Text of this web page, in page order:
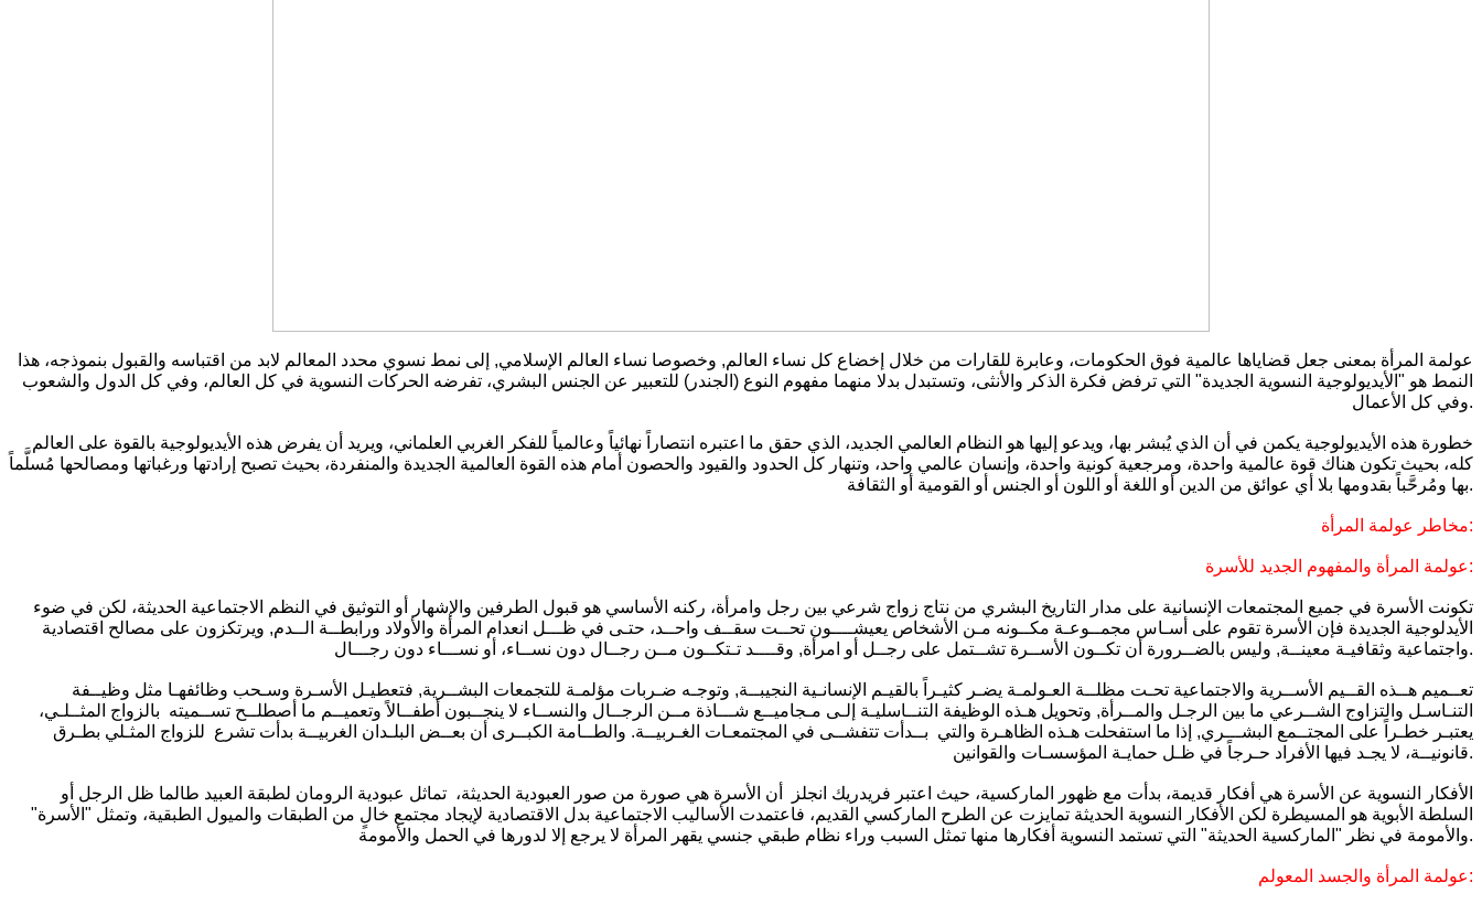
النمط هو "الأيديولوجية النسوية الجديدة" التي ترفض فكرة الذكر والأنثى، وتستبدل بدلا منهما مفهوم النوع (الجندر) للتعبير عن الجنس البشري، تفرضه الحركات النسوية في كل العالم، وفي كل الدول والشعوب
وفي كل الأعمال.
خطورة هذه الأيديولوجية يكمن في أن الذي يُبشر بها، ويدعو إليها هو النظام العالمي الجديد، الذي حقق ما اعتبره انتصاراً نهائياً وعالمياً للفكر الغربي العلماني، ويريد أن يفرض هذه الأيديولوجية بالقوة على العالم
كله، بحيث تكون هناك قوة عالمية واحدة، ومرجعية كونية واحدة، وإنسان عالمي واحد، وتنهار كل الحدود والقيود والحصون أمام هذه القوة العالمية الجديدة والمنفردة، بحيث تصبح إرادتها ورغباتها ومصالحها مُسلَّماً
بها ومُرحَّباً بقدومها بلا أي عوائق من الدين أو اللغة أو اللون أو الجنس أو القومية أو الثقافة.
مخاطر عولمة المرأة:
عولمة المرأة والمفهوم الجديد للأسرة:
تكونت الأسرة في جميع المجتمعات الإنسانية على مدار التاريخ البشري من نتاج زواج شرعي بين رجل وامرأة، ركنه الأساسي هو قبول الطرفين والإشهار أو التوثيق في النظم الاجتماعية الحديثة، لكن في ضوء
الأيدلوجية الجديدة فإن الأسرة تقوم على أسـاس مجمــوعـة مكــونه مـن الأشخاص يعيشــــون تحــت سقــف واحــد، حتـى في ظـــل انعدام المرأة والأولاد ورابطــة الــدم, ويرتكزون على مصالح اقتصادية
واجتماعية وثقافيـة معينــة, وليس بالضــرورة أن تكــون الأســرة تشــتمل على رجــل أو امرأة, وقــــد تـتكــون مــن رجــال دون نســاء، أو نســـاء دون رجـــال.
تعــميم هــذه القــيم الأســرية والاجتماعية تحـت مظلــة العـولمـة يضـر كثيـراً بالقيـم الإنسانـية النجيبــة, وتوجـه ضـربات مؤلمـة للتجمعات البشــرية, فتعطيـل الأسـرة وسـحب وظائفهـا مثل وظيــفة
التنـاسـل والتزاوج الشــرعي ما بين الرجـل والمــرأة, وتحويل هـذه الوظيفة التنــاسليـة إلـى مـجاميــع شـــاذة مــن الرجــال والنســاء لا ينجــبون أطفــالاً وتعميــم ما أصطلــح تســميته بالزواج المثــلـي،
يعتبـر خطـراً على المجتــمع البشـــري, إذا ما استفحلت هـذه الظاهـرة والتي بــدأت تتفشــى في المجتمعـات الغـربيــة. والطــامة الكبــرى أن بعــض البلـدان الغربيــة بدأت تشرع للزواج المثـلي بطـرق
قانونيــة، لا يجـد فيها الأفراد حـرجاً في ظـل حمايـة المؤسسـات والقوانين.
الأفكار النسوية عن الأسرة هي أفكار قديمة، بدأت مع ظهور الماركسية، حيث اعتبر فريدريك انجلز أن الأسرة هي صورة من صور العبودية الحديثة، تماثل عبودية الرومان لطبقة العبيد طالما ظل الرجل أو
السلطة الأبوية هو المسيطرة لكن الأفكار النسوية الحديثة تمايزت عن الطرح الماركسي القديم، فاعتمدت الأساليب الاجتماعية بدل الاقتصادية لإيجاد مجتمع خالٍ من الطبقات والميول الطبقية، وتمثل "الأسرة"
والأمومة في نظر "الماركسية الحديثة" التي تستمد النسوية أفكارها منها تمثل السبب وراء نظام طبقي جنسي يقهر المرأة لا يرجع إلا لدورها في الحمل والأمومة.
عولمة المرأة والجسد المعولم: